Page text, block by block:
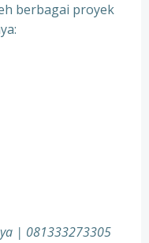
berbagai proyek
| 081333273305